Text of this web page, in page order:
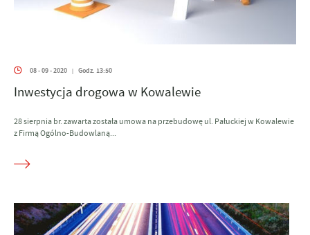
08 - 09 - 2020 | Godz. 13:50
Inwestycja drogowa w Kowalewie
28 sierpnia br. zawarta została umowa na przebudowę ul. Pałuckiej w Kowalewie
z Firmą Ogólno-Budowlaną...